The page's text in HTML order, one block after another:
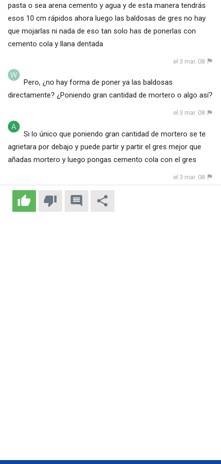
pasta o sea arena cemento y agua y de esta manera tendrás
esos 10 cm rápidos ahora luego las baldosas de gres no hay
que mojarlas ni nada de eso tan solo has de ponerlas con
cemento cola y llana dentada
el 3 mar. 08
Pero, ¿no hay forma de poner ya las baldosas
directamente? ¿Poniendo gran cantidad de mortero o algo así?
el 3 mar. 08
Si lo único que poniendo gran cantidad de mortero se te
agrietara por debajo y puede partir y partir el gres mejor que
añadas mortero y luego pongas cemento cola con el gres
el 3 mar. 08